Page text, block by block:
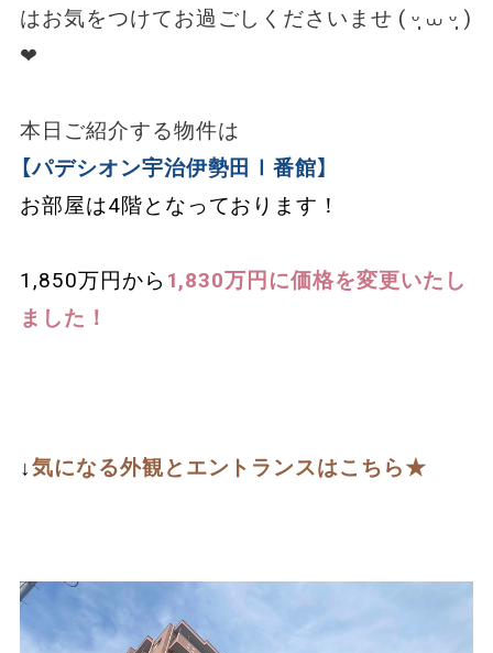
はお気をつけてお過ごしくださいませ ( ᵕ̩̩ ⩊ ᵕ̩̩ )
❤︎
本日ご紹介する物件は
【パデシオン宇治伊勢田Ⅰ番館】
お部屋は4階となっております！
1,850万円から 1,830万円に価格を変更いたし
ました！
↓気になる外観とエントランスはこちら★